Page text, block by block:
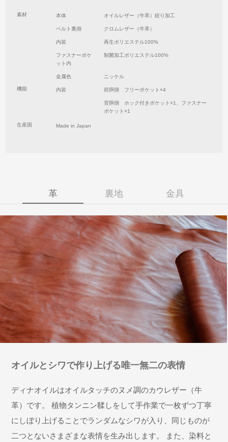
素材 本体 オイルレザー（牛革）絞り加工
ベルト裏側 クロムレザー（牛革）
内装 再生ポリエステル100%
ファスナーポケ
ット内
制菌加工ポリエステル100%
金属色 ニッケル
機能 内装 前胴側 フリーポケット×4
背胴側 ホック付きポケット×1、ファスナー
ポケット×1
生産国 Made in Japan
革 裏地 金具
オイルとシワで作り上げる唯一無二の表情
ディナオイルはオイルタッチのヌメ調のカウレザー（牛
革）です。 植物タンニン鞣しをして手作業で一枚ずつ丁寧
にしぼり上げることでランダムなシワが入り、同じものが
二つとないさまざまな表情を生み出します。 また、染料と